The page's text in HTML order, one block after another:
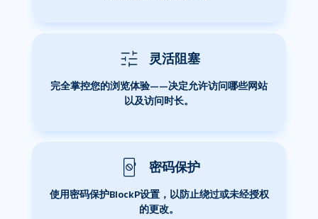
灵活阻塞
完全掌控您的浏览体验——决定允许访问哪些网站
以及访问时长。
密码保护
使用密码保护BlockP设置，以防止绕过或未经授权
的更改。